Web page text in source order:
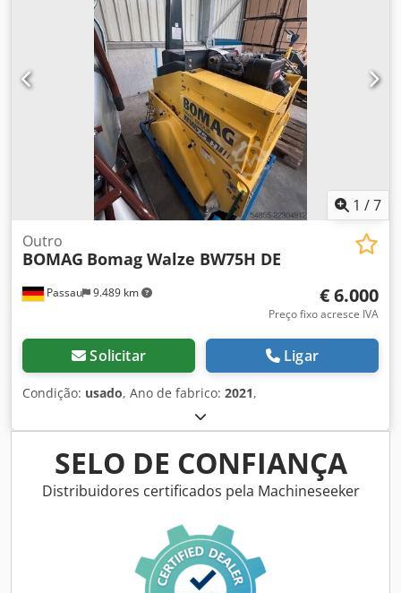
1 /7
Passau 9.489 km
Outro
BOMAG Bomag Walze BW75H DE
€ 6.000
Preço fixo acresce IVA
Solicitar Ligar
Condição: usado, Ano de fabrico: 2021,
SELO DE CONFIANÇA
Distribuidores certificados pela Machineseeker